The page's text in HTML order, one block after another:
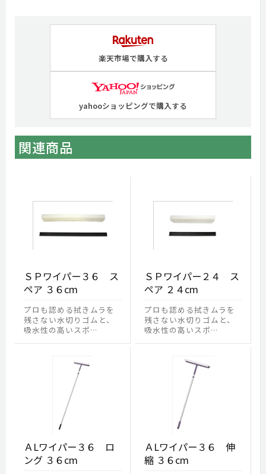
楽天市場で購入する
yahooショッピングで購入する
関連商品
ＳＰワイパー３６ ス
ペア ３６cm
プロも認める拭きムラを
残さない水切りゴムと、
吸水性の高いスポ…
ＳＰワイパー２４ ス
ペア ２４cm
プロも認める拭きムラを
残さない水切りゴムと、
吸水性の高いスポ…
ＡLワイパー３６ ロ
ング ３６cm
ＡLワイパー３６ 伸
縮 ３６cm